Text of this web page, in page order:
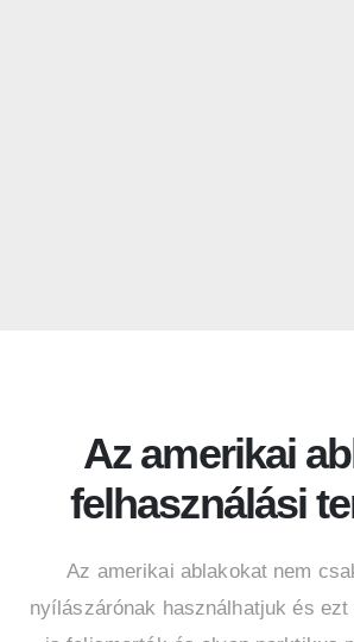
Az amerikai
felhasználási
Az amerikai ablakokat nem
nyílászárónak használhatjuk és ezt